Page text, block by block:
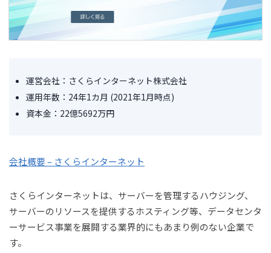
運営会社：さくらインターネット株式会社
運用年数：24年1カ月 (2021年1月時点)
資本金：22億5692万円
会社概要 – さくらインターネット
さくらインターネットは、サーバーを管理するハウジング、
サーバーのリソースを提供するホスティング等、データセンタ
ーサービス事業を展開する業界的にもあまり例のない企業で
す。